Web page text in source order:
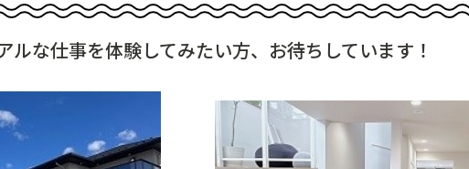
ルな仕事を体験してみたい方、お待ちしています！